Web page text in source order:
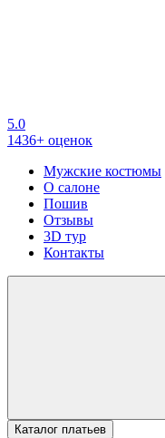
5.0
1436+ оценок
Мужские костюмы
О салоне
Пошив
Отзывы
3D тур
Контакты
Каталог платьев